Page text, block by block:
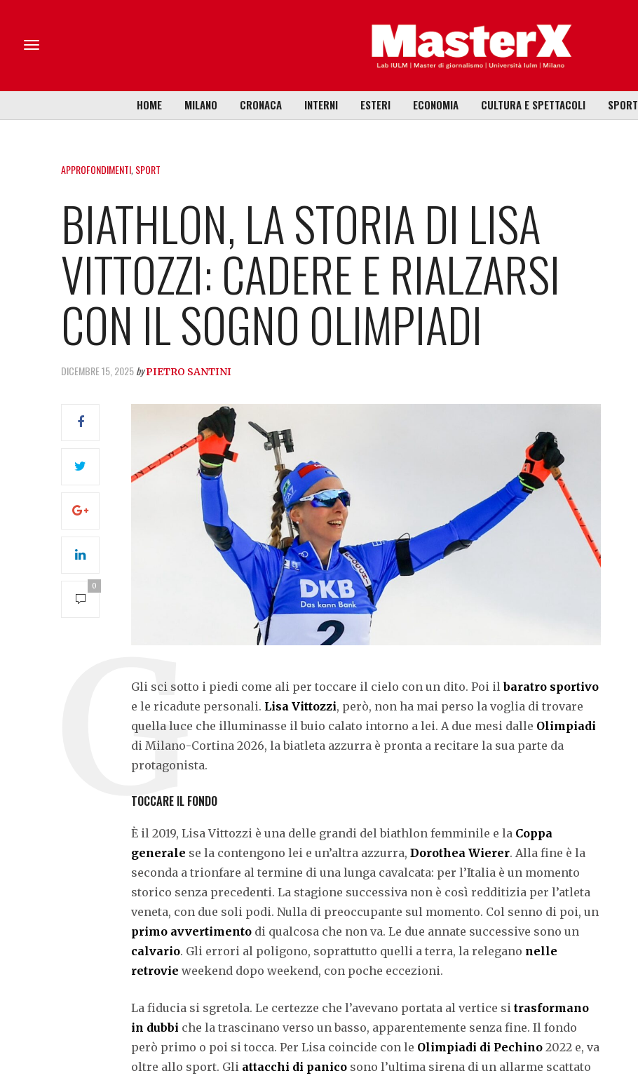
HOME MILANO CRONACA INTERNI ESTERI ECONOMIA CULTURA E SPETTACOLI SPORT
APPROFONDIMENTI,SPORT
BIATHLON, LA STORIA DI LISA
VITTOZZI: CADERE E RIALZARSI
CON IL SOGNO OLIMPIADI
DICEMBRE 15, 2025byPIETRO SANTINI
0
Gli sci sotto i piedi come ali per toccare il cielo con un dito. Poi ilbaratro sportivo
e le ricadute personali. Lisa Vittozzi, però, non ha mai perso la voglia di trovare
quella luce che illuminasse il buio calato intorno a lei. A due mesi dalle Olimpiadi
di Milano-Cortina 2026, la biatleta azzurra è pronta a recitare la sua parte da
protagonista.
TOCCARE IL FONDO
È il 2019, Lisa Vittozzi è una delle grandi del biathlon femminile e la Coppa
generale se la contengono lei e un’altra azzurra, Dorothea Wierer. Alla fine è la
seconda a trionfare al termine di una lunga cavalcata: per l’Italia è un momento
storico senza precedenti. La stagione successiva non è così redditizia per l’atleta
veneta, con due soli podi. Nulla di preoccupante sul momento. Col senno di poi, un
primo avvertimento di qualcosa che non va. Le due annate successive sono un
calvario. Gli errori al poligono, soprattutto quelli a terra, la relegano nelle
retrovie weekend dopo weekend, con poche eccezioni.
La fiducia si sgretola. Le certezze che l’avevano portata al vertice si trasformano
in dubbi che la trascinano verso un basso, apparentemente senza fine. Il fondo
però primo o poi si tocca. Per Lisa coincide con le Olimpiadi di Pechino 2022 e, va
oltre allo sport. Gli attacchi di panico sono l’ultima sirena di un allarme scattato